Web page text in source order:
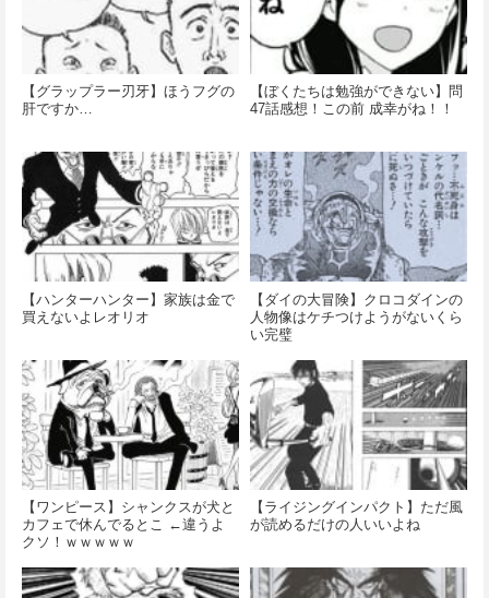
【グラップラー刃牙】ほうフグの
肝ですか…
【ぼくたちは勉強ができない】問
47話感想！この前 成幸がね！！
【ハンターハンター】家族は金で
買えないよレオリオ
【ダイの大冒険】クロコダインの
人物像はケチつけようがないくら
い完璧
【ワンピース】シャンクスが犬と
カフェで休んでるとこ ←違うよ
クソ！ｗｗｗｗｗ
【ライジングインパクト】ただ風
が読めるだけの人いいよね